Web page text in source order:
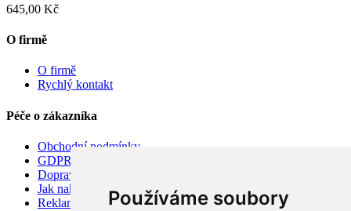
Používáme soubory
645,00 Kč
O firmě
O firmě
Rychlý kontakt
Péče o zákazníka
Obchodní podmínky
GDPR
Doprava
Jak nakupovat
Reklamace